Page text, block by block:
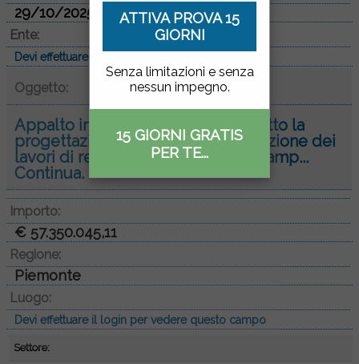
ATTIVA PROVA 15
GIORNI
Senza limitazioni e senza
nessun impegno.
15 GIORNI GRATIS
PER TE...
29/10/2025
Ente:
Devi effettuare il login per vedere questo campo
Oggetto:
Appalto integrato avente ad oggetto la
progettazione esecutiva e l'esecuzione dei
lavori di realizzazione del nuovo camp...
Continua.
Importo:
€ 57.350.045,11
Regione:
Piemonte
Luogo:
Devi effettuare il login per vedere questo campo
Settore: